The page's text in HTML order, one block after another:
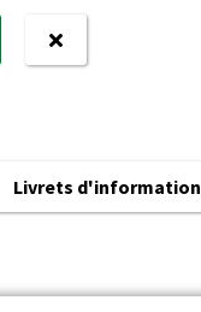
Livrets d'information